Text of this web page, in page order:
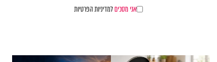
אני מסכיםלמדיניות הפרטיות